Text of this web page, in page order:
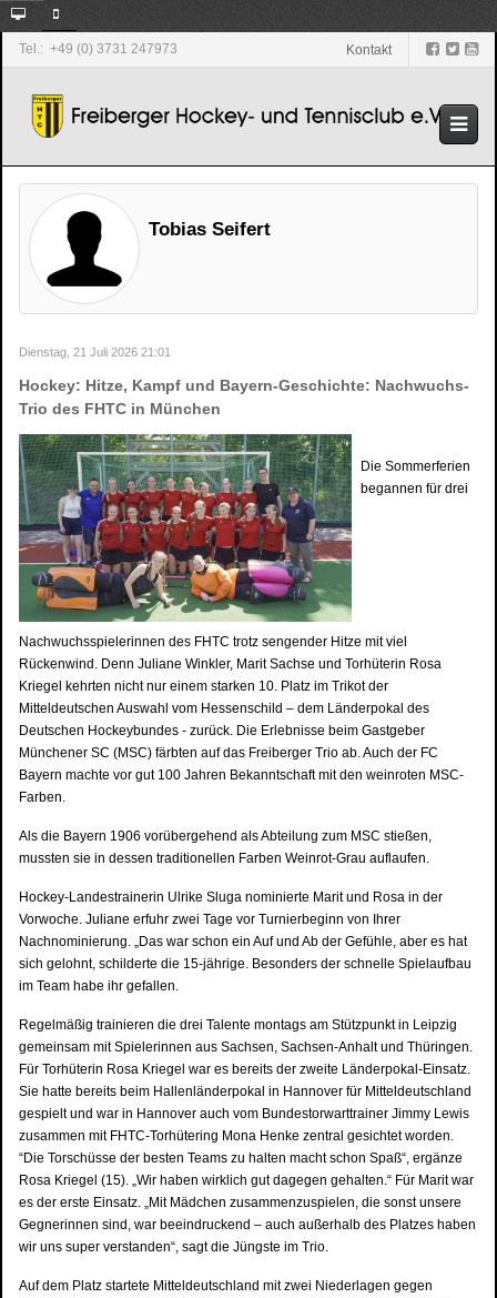
Tel.: +49 (0) 3731 247973 Kontakt
Tobias Seifert
Dienstag, 21 Juli 2026 21:01
Hockey: Hitze, Kampf und Bayern-Geschichte: Nachwuchs-
Trio des FHTC in München
Die Sommerferien
begannen für drei
Nachwuchsspielerinnen des FHTC trotz sengender Hitze mit viel
Rückenwind. Denn Juliane Winkler, Marit Sachse und Torhüterin Rosa
Kriegel kehrten nicht nur einem starken 10. Platz im Trikot der
Mitteldeutschen Auswahl vom Hessenschild – dem Länderpokal des
Deutschen Hockeybundes - zurück. Die Erlebnisse beim Gastgeber
Münchener SC (MSC) färbten auf das Freiberger Trio ab. Auch der FC
Bayern machte vor gut 100 Jahren Bekanntschaft mit den weinroten MSC-
Farben.
Als die Bayern 1906 vorübergehend als Abteilung zum MSC stießen,
mussten sie in dessen traditionellen Farben Weinrot-Grau auflaufen.
Hockey-Landestrainerin Ulrike Sluga nominierte Marit und Rosa in der
Vorwoche. Juliane erfuhr zwei Tage vor Turnierbeginn von Ihrer
Nachnominierung. „Das war schon ein Auf und Ab der Gefühle, aber es hat
sich gelohnt, schilderte die 15-jährige. Besonders der schnelle Spielaufbau
im Team habe ihr gefallen.
Regelmäßig trainieren die drei Talente montags am Stützpunkt in Leipzig
gemeinsam mit Spielerinnen aus Sachsen, Sachsen-Anhalt und Thüringen.
Für Torhüterin Rosa Kriegel war es bereits der zweite Länderpokal-Einsatz.
Sie hatte bereits beim Hallenländerpokal in Hannover für Mitteldeutschland
gespielt und war in Hannover auch vom Bundestorwarttrainer Jimmy Lewis
zusammen mit FHTC-Torhütering Mona Henke zentral gesichtet worden.
“Die Torschüsse der besten Teams zu halten macht schon Spaß“, ergänze
Rosa Kriegel (15). „Wir haben wirklich gut dagegen gehalten.“ Für Marit war
es der erste Einsatz. „Mit Mädchen zusammenzuspielen, die sonst unsere
Gegnerinnen sind, war beeindruckend – auch außerhalb des Platzes haben
wir uns super verstanden“, sagt die Jüngste im Trio.
Auf dem Platz startete Mitteldeutschland mit zwei Niederlagen gegen